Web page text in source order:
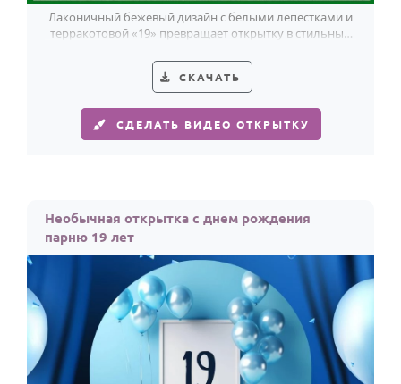
Папе
Детям
Все родственники
ПЕРСОНАЛЬНЫЕ
Пожелания
Лаконичный бежевый дизайн с белыми лепестками и
терракотовой «19» превращает открытку в стильный
СКАЧАТЬ
СДЕЛАТЬ ВИДЕО ОТКРЫТКУ
Необычная открытка с днем рождения
парню 19 лет